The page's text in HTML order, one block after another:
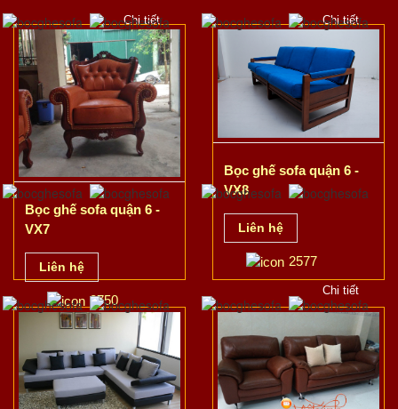
Chi tiết Chi tiết
Bọc ghế sofa quận 6 -
VX7
Liên hệ
2750
Chi tiết
Bọc ghế sofa quận 6 -
VX8
Liên hệ
2577
Chi tiết